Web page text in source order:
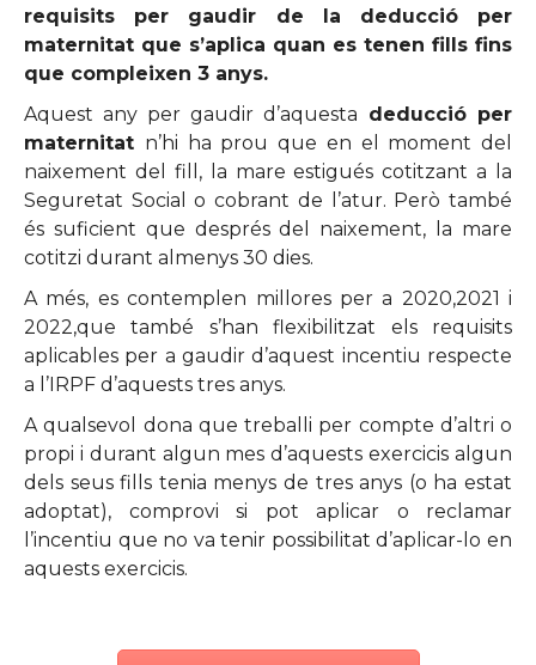
requisits per gaudir de la deducció per
maternitat que s’aplica quan es tenen fills fins
que compleixen 3 anys.
Aquest any per gaudir d’aquesta deducció per
maternitat n’hi ha prou que en el moment del
naixement del fill, la mare estigués cotitzant a la
Seguretat Social o cobrant de l’atur. Però també
és suficient que després del naixement, la mare
cotitzi durant almenys 30 dies.
A més, es contemplen millores per a 2020,2021 i
2022,que també s’han flexibilitzat els requisits
aplicables per a gaudir d’aquest incentiu respecte
a l’IRPF d’aquests tres anys.
A qualsevol dona que treballi per compte d’altri o
propi i durant algun mes d’aquests exercicis algun
dels seus fills tenia menys de tres anys (o ha estat
adoptat), comprovi si pot aplicar o reclamar
l’incentiu que no va tenir possibilitat d’aplicar-lo en
aquests exercicis.